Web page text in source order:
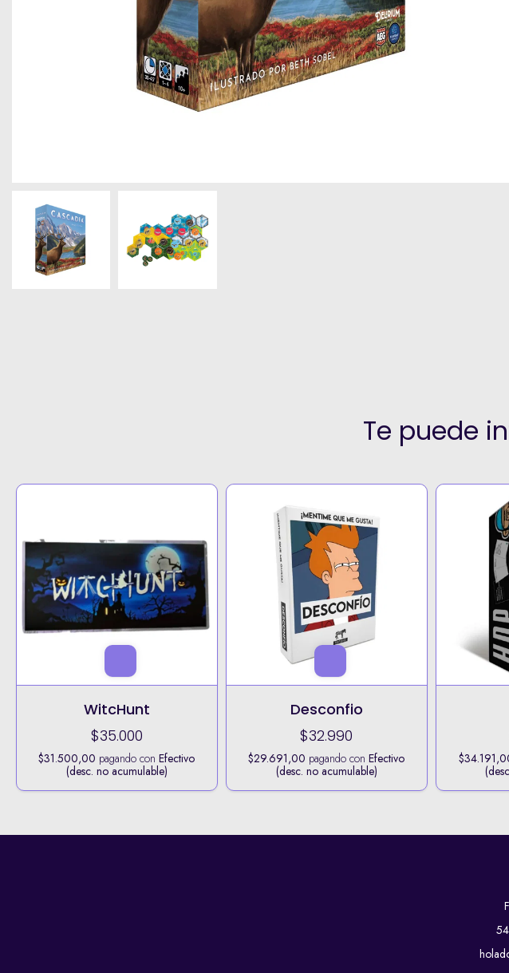
Te puede
WitcHunt
$35.000
$31.500,00 pagando conEfectivo
(desc. no acumulable)
Desconfio
$32.990
$29.691,00 pagando conEfectivo
(desc. no acumulable)